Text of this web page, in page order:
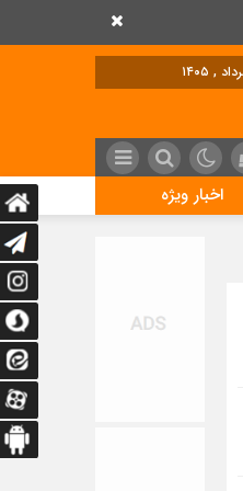
اخبار ویژهپروژه «کوی ارم» زنجان به